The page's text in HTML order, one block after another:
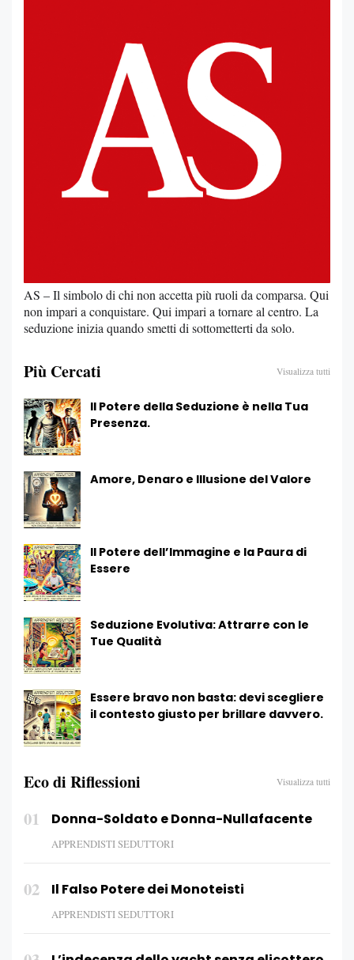
AS – Il simbolo di chi non accetta più ruoli da comparsa. Qui
non impari a conquistare. Qui impari a tornare al centro. La
seduzione inizia quando smetti di sottometterti da solo.
Più Cercati Visualizza tutti
Il Potere della Seduzione è nella Tua
Presenza.
Amore, Denaro e Illusione del Valore
Il Potere dell’Immagine e la Paura di
Essere
Seduzione Evolutiva: Attrarre con le
Tue Qualità
Essere bravo non basta: devi scegliere
il contesto giusto per brillare davvero.
Eco di Riflessioni Visualizza tutti
01 Donna-Soldato e Donna-Nullafacente
APPRENDISTI SEDUTTORI
02 Il Falso Potere dei Monoteisti
APPRENDISTI SEDUTTORI